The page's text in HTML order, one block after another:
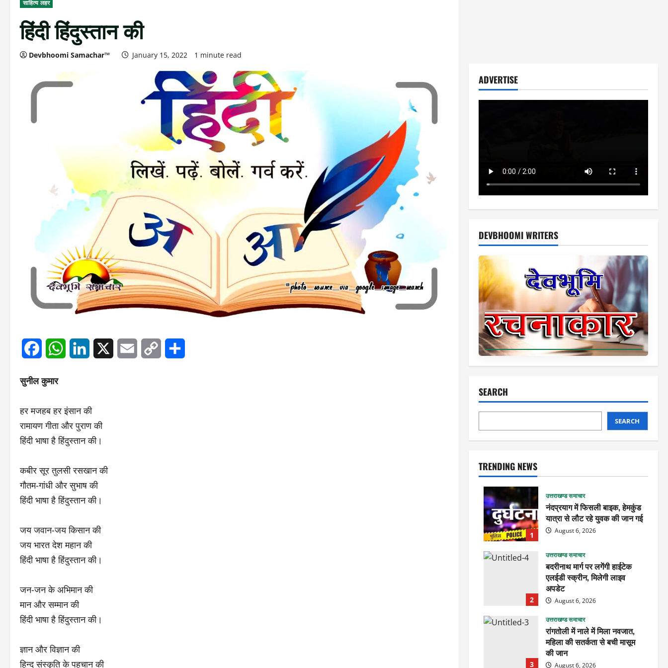
साहित्य लहर
हिंदी हिंदुस्तान की
Devbhoomi Samachar™ January 15, 2022 1 minute read
FacebookWhatsAppLinkedIn Email
Copy
सुनील कुमार
हर मजहब हर इंसान की
रामायण गीता और पुराण की
हिंदी भाषा है हिंदुस्तान की।
कबीर सूर तुलसी रसखान की
गौतम-गांधी और सुभाष की
हिंदी भाषा है हिंदुस्तान की।
जय जवान-जय किसान की
जय भारत देश महान की
हिंदी भाषा है हिंदुस्तान की।
जन-जन के अभिमान की
मान और सम्मान की
हिंदी भाषा है हिंदुस्तान की।
ज्ञान और विज्ञान की
हिन्द संस्कृति के पहचान की
ADVERTISE
DEVBHOOMI WRITERS
SEARCH
SEARCH
TRENDING NEWS
1
उत्तराखण्ड समाचार
नंदप्रयाग में फिसली बाइक, हेमकुंड
यात्रा से लौट रहे युवक की जान गई
August 6, 2026
2
उत्तराखण्ड समाचार
बदरीनाथ मार्ग पर लगेंगी हाईटेक
एलईडी स्क्रीन, मिलेगी लाइव
अपडेट
August 6, 2026
3
उत्तराखण्ड समाचार
रांगतोली में नाले में मिला नवजात,
महिला की सतर्कता से बची मासूम
की जान
August 6, 2026